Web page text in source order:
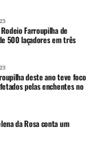
Farroupilha de
500 laçadores em três
deste ano teve foco
pelas enchentes no
da Rosa conta um